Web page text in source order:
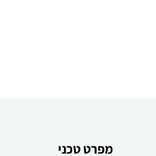
מפרט טכני